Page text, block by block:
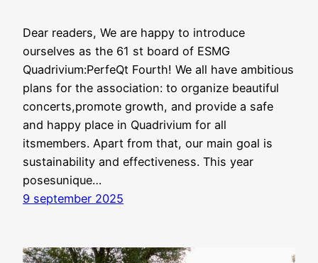
Dear readers, We are happy to introduce
ourselves as the 61 st board of ESMG
Quadrivium:PerfeQt Fourth! We all have ambitious
plans for the association: to organize beautiful
concerts,promote growth, and provide a safe
and happy place in Quadrivium for all
itsmembers. Apart from that, our main goal is
sustainability and effectiveness. This year
posesunique…
9 september 2025